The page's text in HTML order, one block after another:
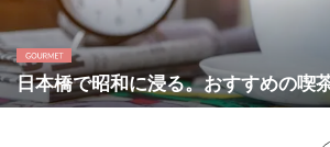
日本橋で昭和に浸る。おすすめの喫